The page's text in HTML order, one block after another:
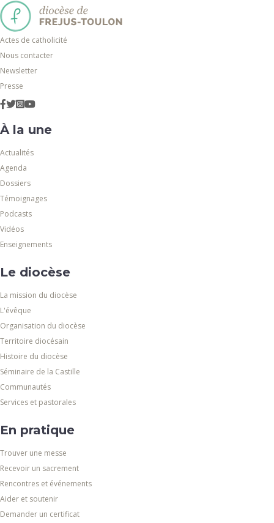
Actes de catholicité
Nous contacter
Newsletter
Presse
À la une
Actualités
Agenda
Dossiers
Témoignages
Podcasts
Vidéos
Enseignements
Le diocèse
La mission du diocèse
L'évêque
Organisation du diocèse
Territoire diocésain
Histoire du diocèse
Séminaire de la Castille
Communautés
Services et pastorales
En pratique
Trouver une messe
Recevoir un sacrement
Rencontres et événements
Aider et soutenir
Demander un certificat